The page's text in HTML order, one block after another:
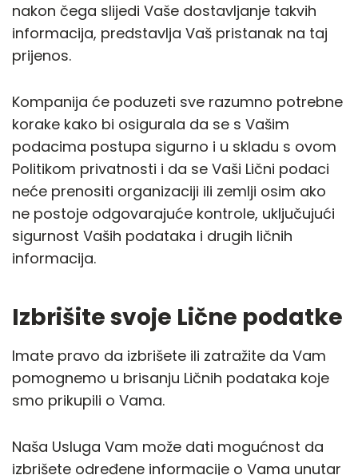
nakon čega slijedi Vaše dostavljanje takvih
informacija, predstavlja Vaš pristanak na taj
prijenos.
Kompanija će poduzeti sve razumno potrebne
korake kako bi osigurala da se s Vašim
podacima postupa sigurno i u skladu s ovom
Politikom privatnosti i da se Vaši Lični podaci
neće prenositi organizaciji ili zemlji osim ako
ne postoje odgovarajuće kontrole, uključujući
sigurnost Vaših podataka i drugih ličnih
informacija.
Izbrišite svoje Lične podatke
Imate pravo da izbrišete ili zatražite da Vam
pomognemo u brisanju Ličnih podataka koje
smo prikupili o Vama.
Naša Usluga Vam može dati mogućnost da
izbrišete određene informacije o Vama unutar